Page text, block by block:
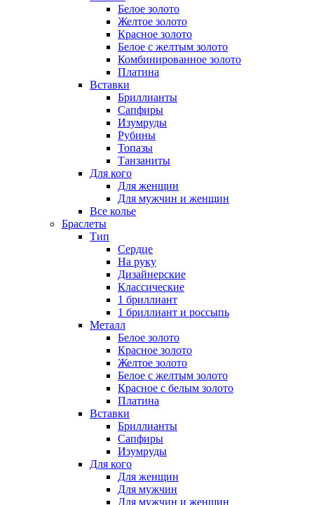
Белое золото
Желтое золото
Красное золото
Белое с желтым золото
Комбинированное золото
Платина
Вставки
Бриллианты
Сапфиры
Изумруды
Рубины
Топазы
Танзаниты
Для кого
Для женщин
Для мужчин и женщин
Все колье
Браслеты
Тип
Сердце
На руку
Дизайнерские
Классические
1 бриллиант
1 бриллиант и россыпь
Металл
Белое золото
Красное золото
Желтое золото
Белое с желтым золото
Красное с белым золото
Платина
Вставки
Бриллианты
Сапфиры
Изумруды
Для кого
Для женщин
Для мужчин
Для мужчин и женщин